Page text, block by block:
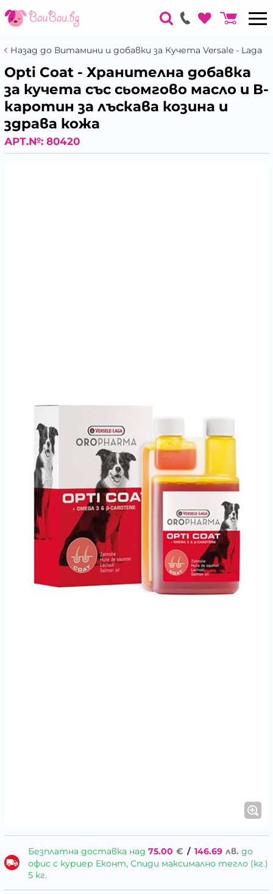
Назад до Витамини и добавки за Кучета Versale - Laga
Opti Coat - Хранителна добавка
за кучета със сьомгово масло и В-
каротин за лъскава козина и
здрава кожа
АРТ.№: 80420
Безплатна доставка над 75.00 € / 146.69 лв. до
офис с куриер Еконт, Спиди максимално тегло (кг.)
5 кг.